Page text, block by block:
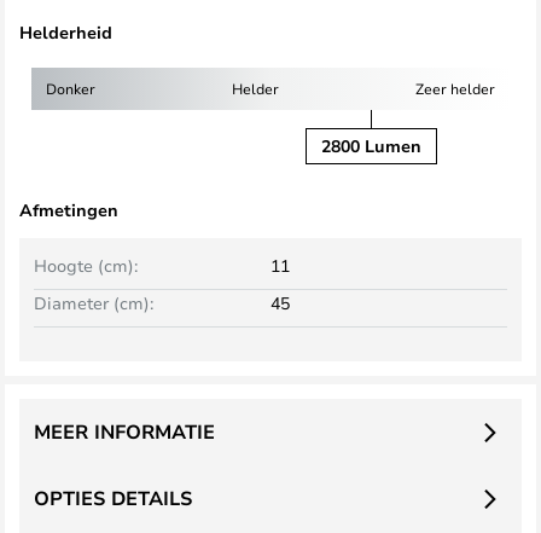
Helderheid
Donker Helder Zeer helder
2800 Lumen
Afmetingen
Hoogte (cm):
11
Diameter (cm):
45
OPTIES DETAILS
MEER INFORMATIE